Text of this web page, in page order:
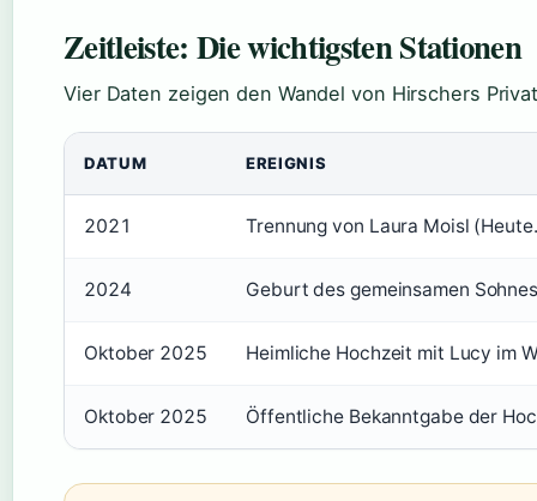
Zeitleiste: Die wichtigsten Stationen
Vier Daten zeigen den Wandel von Hirschers
DATUM EREIGNIS
2021 Trennung von Laura Moisl
2024 Geburt des gemeinsamen
Oktober 2025 Heimliche Hochzeit mit Lucy im
Oktober 2025 Öffentliche Bekanntgabe der